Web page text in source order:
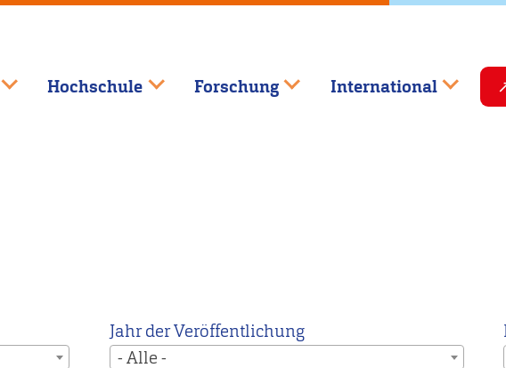
Hochschule Forschung International
Jahr der Veröffentlichung
- Alle -